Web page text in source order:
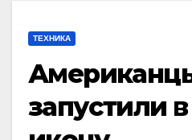
ТЕХНИКА
запустили